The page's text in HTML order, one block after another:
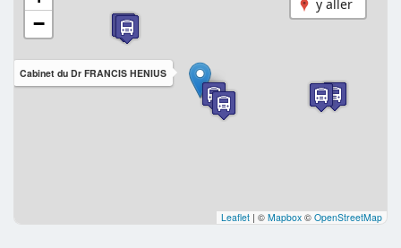
y aller
Cabinet du Dr FRANCIS HENIUS
−
Leaflet | © Mapbox © OpenStreetMap